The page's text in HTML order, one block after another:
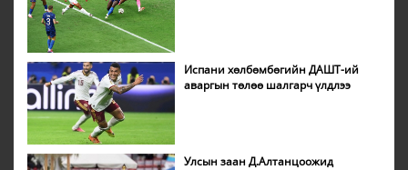
Испани хөлбөмбөгийн ДАШТ-ий
аваргын төлөө шалгарч үлдлээ
Улсын заан Д.Алтанцоожид